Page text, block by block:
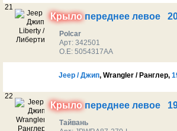
21
Крылопереднее левое
Polcar
Арт: 342501
O.E: 5054317AA
Jeep / Джип, Wrangler / Ранглер,
22
Крылопереднее левое
Тайвань